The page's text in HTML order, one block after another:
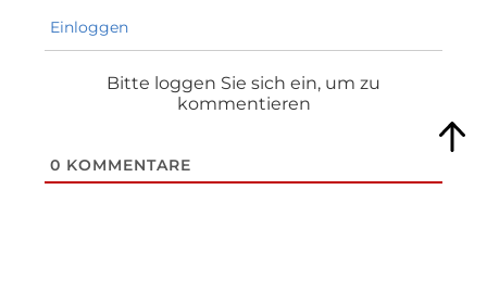
Einloggen
Bitte loggen Sie sich ein, um zu
kommentieren
0 KOMMENTARE